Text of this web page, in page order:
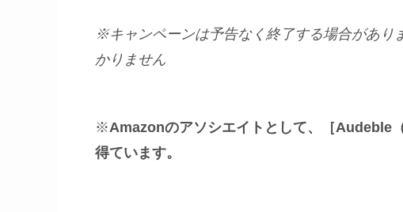
※キャンペーンは予告なく終了する場合があり
かりません
※Amazonのアソシエイトとして、［Audeble
得ています。